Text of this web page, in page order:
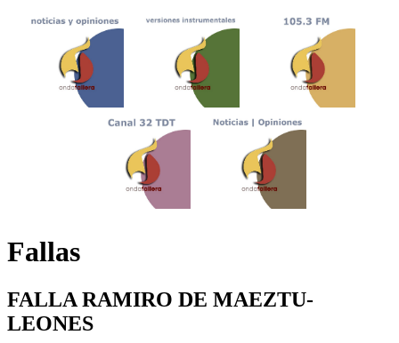
Fallas
FALLA RAMIRO DE MAEZTU-
LEONES